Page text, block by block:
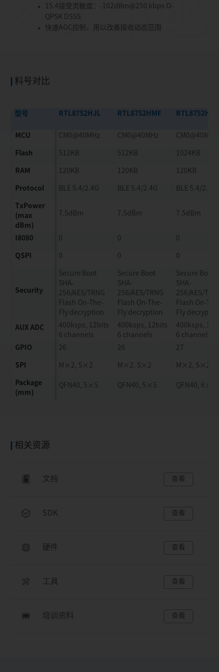
15.4接受灵敏度：-102dBm@250 kbps O-
QPSK DSSS
快速AGC控制，用以改善接收动态范围
料号对比
型号 RTL8752HJL RTL8752HMF RTL8752HJF
MCU CM0@40MHz CM0@40MHz CM0@40MHz
Flash 512KB 512KB 1024KB
RAM 120KB 120KB 120KB
Protocol BLE 5.4/2.4G BLE 5.4/2.4G BLE 5.4/2.4G
TxPower
(max
dBm)
7.5dBm 7.5dBm 7.5dBm
I8080 0 0 0
QSPI 0 0 0
Security
Secure Boot
SHA-
256/AES/TRNG
Flash On-The-
Fly decryption
Secure Boot
SHA-
256/AES/TRNG
Flash On-The-
Fly decryption
Secure Boot
SHA-
256/AES/
Flash On-
Fly
AUX ADC
400ksps, 12bits
6 channels
400ksps, 12bits
6 channels
400ksps,
6 channels
GPIO
26 26 27
SPI M×2, S×2 M×2, S×2 M×2, S×2
Package
(mm)
QFN40, 5×5 QFN40, 5×5 QFN40, 6×6
相关资源
文档 查看
SDK 查看
硬件 查看
工具 查看
培训资料 查看